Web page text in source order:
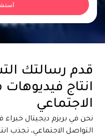
قدم رسالتك
انتاج
الاجتماعي
نحن في بريزم ديجيتال
التواصل الاجتماعي، تجذب